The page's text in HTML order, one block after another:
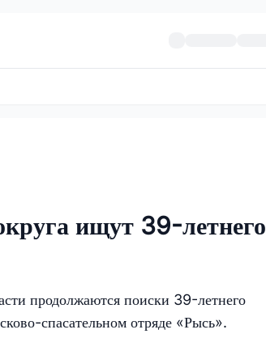
ищут 39-летнего
продолжаются поиски 39-летнего
спасательном отряде «Рысь».